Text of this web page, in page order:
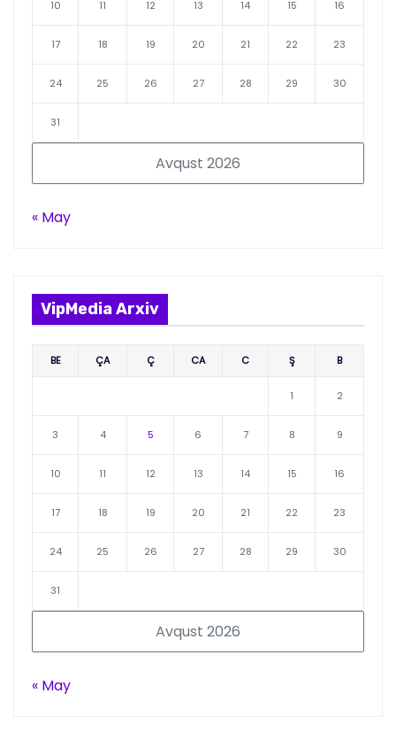
Avqust 2026
10 11 12 13 14 15 16
17 18 19 20 21 22 23
24 25 26 27 28 29 30
31
« May
VipMedia Arxiv
Avqust 2026
BE ÇA Ç CA C Ş B
1 2
3 4 5 6 7 8 9
10 11 12 13 14 15 16
17 18 19 20 21 22 23
24 25 26 27 28 29 30
31
« May